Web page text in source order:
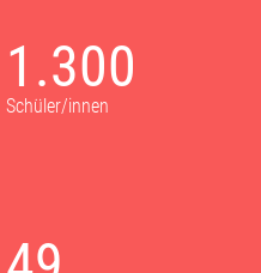
1.300
Schüler/innen